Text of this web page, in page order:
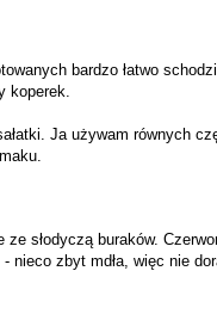
bardzo łatwo
koperek.
Ja używam równych
słodyczą buraków.
zbyt mdła, więc nie